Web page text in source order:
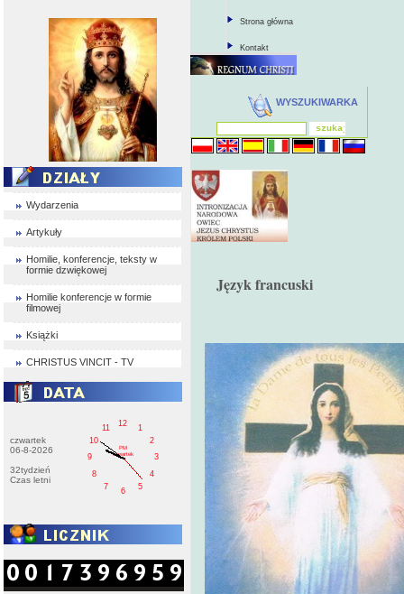
Wydarzenia
Artykuły
Homilie, konferencje, teksty w
formie dzwiękowej
Homilie konferencje w formie
filmowej
Książki
CHRISTUS VINCIT - TV
czwartek
06-8-2026
32tydzień
Czas letni
1
2
3
4
5
6
7
8
9
10
11
12
PM
czwartek
Strona główna
Kontakt
WYSZUKIWARKA
Język francuski